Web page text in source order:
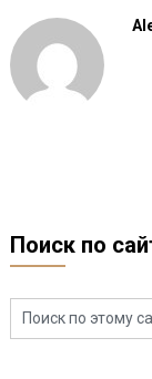
Поиск по